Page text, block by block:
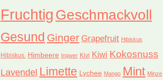
FruchtigGeschmackvoll
Gesund Ginger Grapefruit Hibiskus
Hibiskus. Himbeere Ingwer Kivi Kiwi Kokosnuss
Lavendel Limette Lychee Mango Mint Minze